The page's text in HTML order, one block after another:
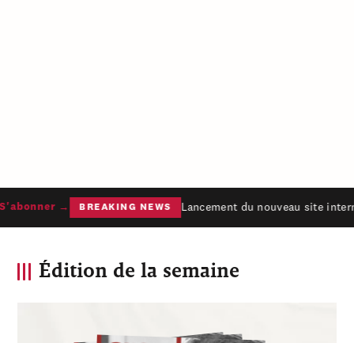
→ BREAKING NEWS Lancement du nouveau site
Édition de la semaine